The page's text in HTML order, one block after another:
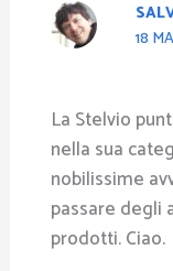
18
La Stelvio
nella sua
nobilissime
passare degli
prodotti. Ciao.